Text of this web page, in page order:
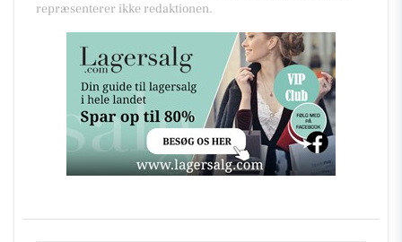
repræsenterer ikke redaktionen.